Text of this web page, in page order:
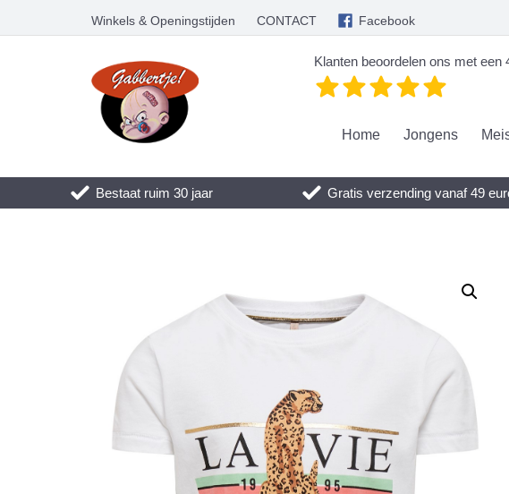
Winkels & Openingstijden CONTACT Facebook
Klanten beoordelen ons met een
Home Jongens
Bestaat ruim 30 jaar Gratis verzending vanaf 49